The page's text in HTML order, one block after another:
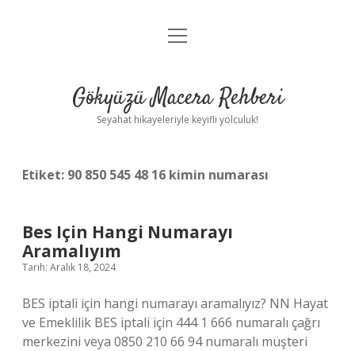
Anasayfa
Yasal Uyarı
menüyü
Gökyüzü Macera Rehberi
Seyahat hikayeleriyle keyifli yolculuk!
Etiket: 90 850 545 48 16 kimin numarası
Bes Için Hangi Numarayı
Aramalıyım
Tarih: Aralık 18, 2024
BES iptali için hangi numarayı aramalıyız? NN Hayat
ve Emeklilik BES iptali için 444 1 666 numaralı çağrı
merkezini veya 0850 210 66 94 numaralı müşteri